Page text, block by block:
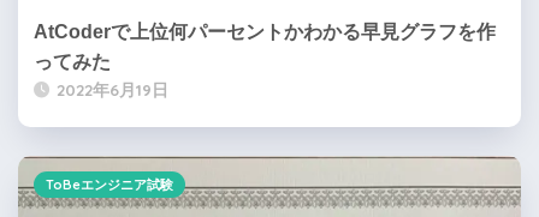
AtCoderで上位何パーセントかわかる早見グラフを作
ってみた
2022年6月19日
ToBeエンジニア試験